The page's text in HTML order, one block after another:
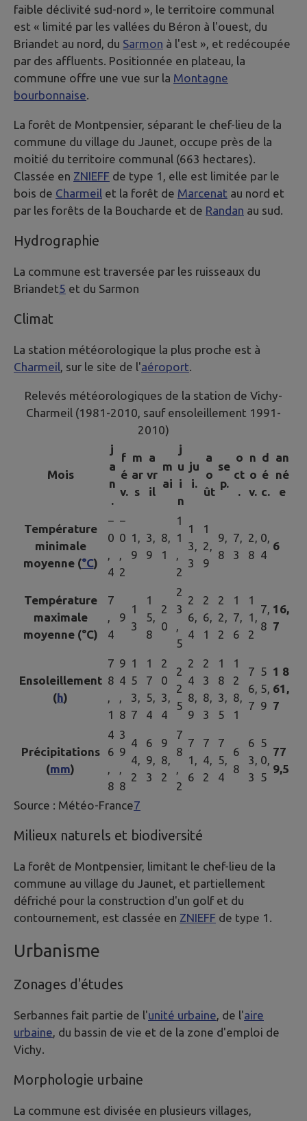
faible déclivité sud-nord », le territoire communal
est « limité par les vallées du Béron à l'ouest, du
Briandet au nord, du Sarmon à l'est », et redécoupée
par des affluents. Positionnée en plateau, la
commune offre une vue sur la Montagne
bourbonnaise.
La forêt de Montpensier, séparant le chef-lieu de la
commune du village du Jaunet, occupe près de la
moitié du territoire communal (663 hectares).
Classée en ZNIEFF de type 1, elle est limitée par le
bois de Charmeil et la forêt de Marcenat au nord et
par les forêts de la Boucharde et de Randan au sud.
Hydrographie
La commune est traversée par les ruisseaux du
Briandet5 et du Sarmon
Climat
La station météorologique la plus proche est à
Charmeil , sur le site de l'aéroport
Relevés météorologiques de la station de Vichy-
Charmeil (1981-2010, sauf ensoleillement 1991-
2010)
Mois
j
a
n
.
f
é
v.
m
ar
s
a
vr
il
m
ai
j
u
i
n
ju
i.
a
o
ût
se
p.
o
ct
.
n
o
v.
d
é
c.
an
né
e
Température
minimale
moyenne (°C)
−
0
,
4
−
0
,
2
1,
9
3,
9
8,
1
1
1
,
2
1
3,
3
1
2,
9
9,
8
7,
3
2,
8
0,
4
6
Température
maximale
moyenne (°C)
7
,
4
9
1
3
1
5,
8
2
0
2
3
,
5
2
6,
4
2
6,
1
2
2,
2
1
7,
6
1
1,
2
7,
8
16,
7
Ensoleillement
(h)
7
8
,
1
9
4
,
8
1
5
3,
7
1
7
5,
4
2
0
3,
4
2
2
5
2
4
8,
9
2
3
8,
3
1
8
3,
5
1
2
8,
1
7
6,
7
5
5,
9
1 8
61,
7
Précipitations
(mm)
4
6
,
8
3
9
,
8
4
4,
2
6
9,
3
9
8,
2
7
8
,
2
7
1,
6
7
4,
2
7
5,
4
6
8
6
3,
3
5
0,
5
77
9,5
Source : Météo-France7
Milieux naturels et biodiversité
La forêt de Montpensier, limitant le chef-lieu de la
commune au village du Jaunet, et partiellement
défriché pour la construction d'un golf et du
contournement, est classée en ZNIEFF de type 1.
Urbanisme
Zonages d'études
Serbannes fait partie de l'unité urbaine , de l'aire
urbaine , du bassin de vie et de la zone d'emploi de
Vichy.
Morphologie urbaine
La commune est divisée en plusieurs villages,